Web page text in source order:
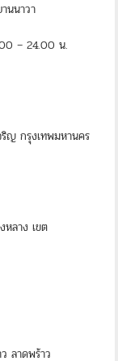
นนาวา
– 24.00 น.
ญ กรุงเทพมหานคร
ลาง เขต
ลาดพร้าว